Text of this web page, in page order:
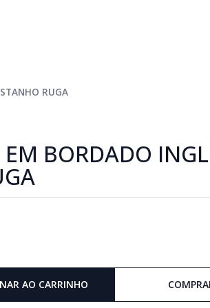
RUGA
BORDADO
AO CARRINHO